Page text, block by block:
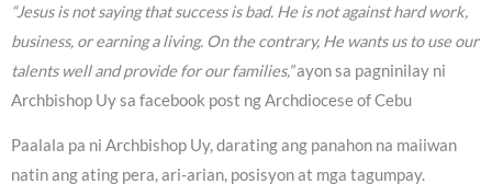
“Jesus is not saying that success is bad. He is not against hard work,
business, or earning a living. On the contrary, He wants us to use our
talents well and provide for our families,”ayon sa pagninilay ni
Archbishop Uy sa facebook post ng Archdiocese of Cebu
Paalala pa ni Archbishop Uy, darating ang panahon na maiiwan
natin ang ating pera, ari-arian, posisyon at mga tagumpay.